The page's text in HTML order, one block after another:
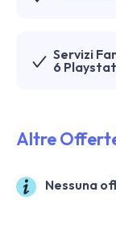
Servizi
6
Altre
Nessuna